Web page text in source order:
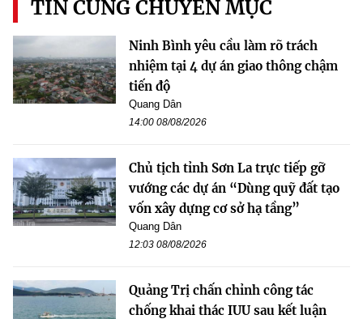
TIN CÙNG CHUYÊN MỤC
Ninh Bình yêu cầu làm rõ trách
nhiệm tại 4 dự án giao thông chậm
tiến độ
Quang Dân
14:00 08/08/2026
Chủ tịch tỉnh Sơn La trực tiếp gỡ
vướng các dự án “Dùng quỹ đất tạo
vốn xây dựng cơ sở hạ tầng”
Quang Dân
12:03 08/08/2026
Quảng Trị chấn chỉnh công tác
chống khai thác IUU sau kết luận